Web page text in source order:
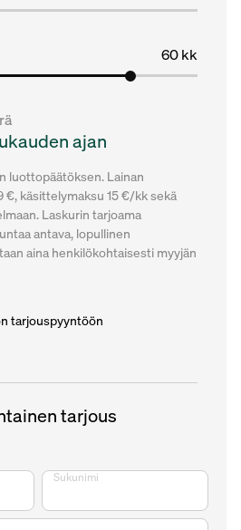
60 kk
ajan
luottopäätöksen. Lainan
€, käsittelymaksu 15 €/kk sekä
Laskurin tarjoama
antava, lopullinen
aina henkilökohtaisesti myyjän
tarjouspyyntöön
tarjous
Sukunimi